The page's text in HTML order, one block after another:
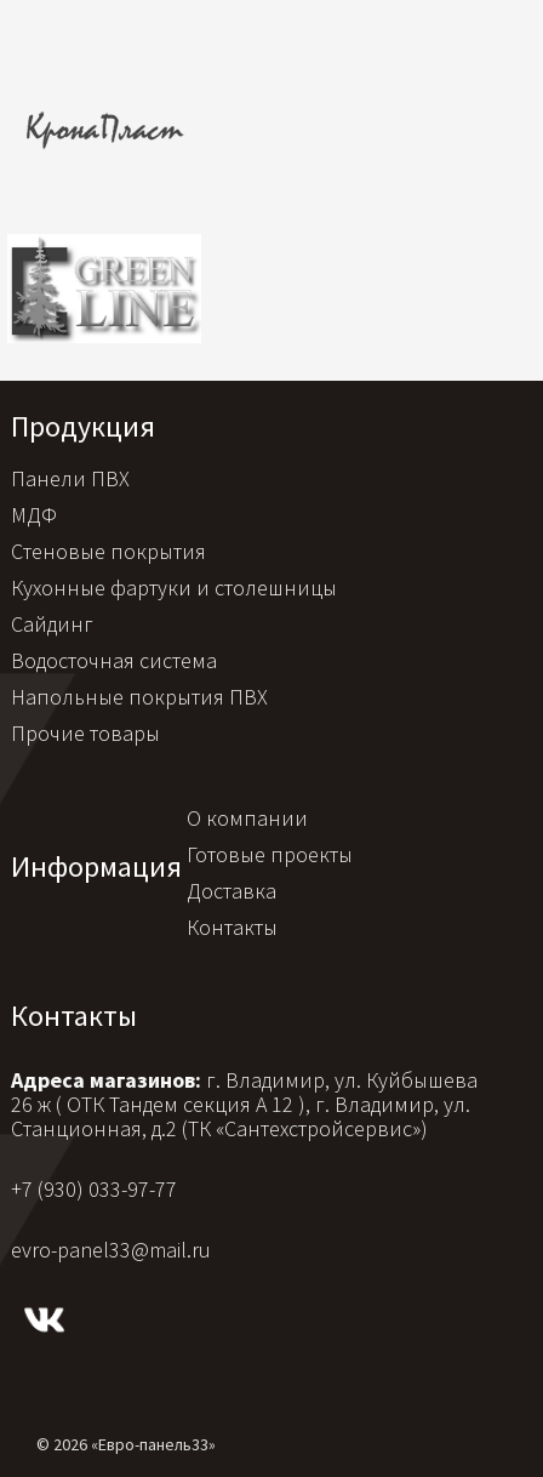
Продукция
Панели ПВХ
МДФ
Стеновые покрытия
Кухонные фартуки и столешницы
Сайдинг
Водосточная система
Напольные покрытия ПВХ
Прочие товары
Информация
О компании
Готовые проекты
Доставка
Контакты
Контакты
Адреса магазинов: г. Владимир, ул. Куйбышева
26 ж ( ОТК Тандем секция А 12 ), г. Владимир, ул.
Станционная, д.2 (ТК «Сантехстройсервис»)
+7 (930) 033-97-77
evro-panel33@mail.ru
© 2026 «Евро-панель33»